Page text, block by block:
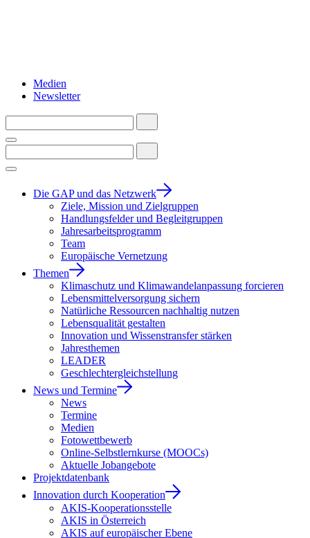
Medien
Newsletter
Die GAP und das Netzwerk
Ziele, Mission und Zielgruppen
Handlungsfelder und Begleitgruppen
Jahresarbeitsprogramm
Team
Europäische Vernetzung
Themen
Klimaschutz und Klimawandelanpassung forcieren
Lebensmittelversorgung sichern
Natürliche Ressourcen nachhaltig nutzen
Lebensqualität gestalten
Innovation und Wissenstransfer stärken
Jahresthemen
LEADER
Geschlechtergleichstellung
News und Termine
News
Termine
Medien
Fotowettbewerb
Online-Selbstlernkurse (MOOCs)
Aktuelle Jobangebote
Projektdatenbank
Innovation durch Kooperation
AKIS-Kooperationsstelle
AKIS in Österreich
AKIS auf europäischer Ebene